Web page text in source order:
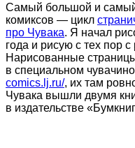
Cамый большой и
комиксов — цикл
про Чувака. Я начал
года и рисую с тех пор
Нарисованные
в специальном
comics.lj.ru/, их там
Чувака вышли двумя
в издательстве